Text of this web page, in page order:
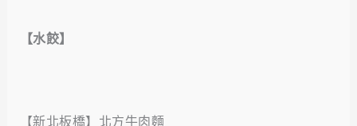
【水餃】
【新北板橋】北方牛肉麵